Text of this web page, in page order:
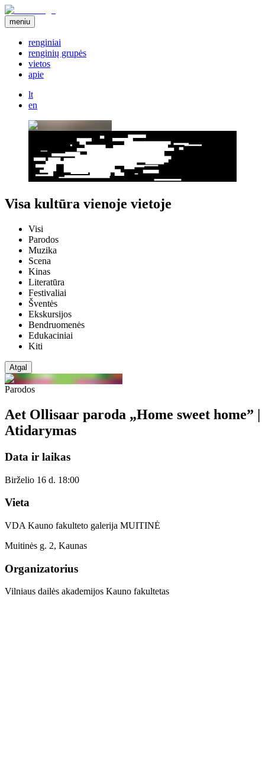
meniu
renginiai
renginių grupės
vietos
apie
lt
en
Visa kultūra vienoje vietoje
Visi
Parodos
Muzika
Scena
Kinas
Literatūra
Festivaliai
Šventės
Ekskursijos
Bendruomenės
Edukaciniai
Kiti
Atgal
Parodos
Aet Ollisaar paroda „Home sweet home” |
Atidarymas
Data ir laikas
Birželio 16 d. 18:00
Vieta
VDA Kauno fakulteto galerija MUITINĖ
Muitinės g. 2, Kaunas
Organizatorius
Vilniaus dailės akademijos Kauno fakultetas